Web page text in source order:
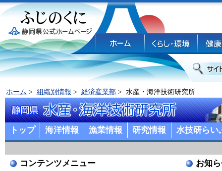
ホーム > 組織別情報 > 経済産業部 > 水産・海洋技術研究所
トップ 海洋情報 漁業情報 研究情報 水技研らい
コンテンツメニュー お知